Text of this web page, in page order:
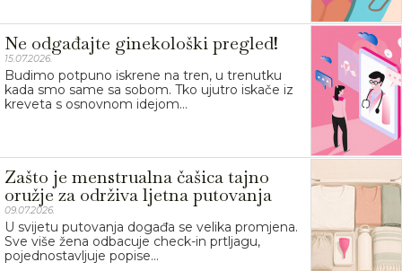
Ne odgađajte ginekološki pregled!
15.07.2026.
Budimo potpuno iskrene na tren, u trenutku
kada smo same sa sobom. Tko ujutro iskače iz
kreveta s osnovnom idejom...
Zašto je menstrualna čašica tajno
oružje za održiva ljetna putovanja
09.07.2026.
U svijetu putovanja događa se velika promjena.
Sve više žena odbacuje check-in prtljagu,
pojednostavljuje popise...